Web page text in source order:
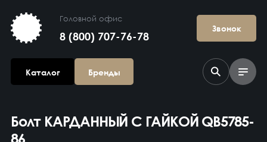
Головной офис
8 (800) 707-76-78
Звонок
Каталог Бренды
Болт КАРДАННЫЙ С ГАЙКОЙ QB5785-
86